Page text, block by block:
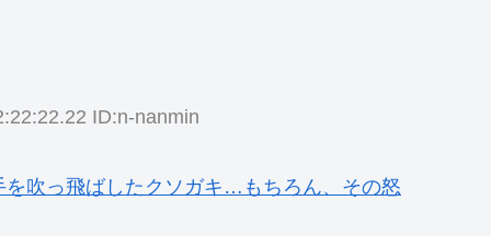
ID:n-nanmin
を吹っ飛ばしたクソガキ…もちろん、その怒